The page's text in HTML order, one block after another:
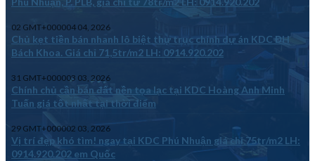
02 GMT+000004 04, 2026
Chủ kẹt tiền bán nhanh lô biệt thự trục chính dự án KDC ĐH
Bách Khoa. Giá chỉ 71,5tr/m2 LH: 0914.920.202
31 GMT+000003 03, 2026
Chính chủ cần bán đất nền tọa lạc tại KDC Hoàng Anh Minh
Tuấn giá tốt nhất tại thời điểm
29 GMT+000002 03, 2026
Vị trí đẹp khó tìm! ngay tại KDC Phú Nhuận giá chỉ 75tr/m2 LH:
0914.920.202 em Quốc